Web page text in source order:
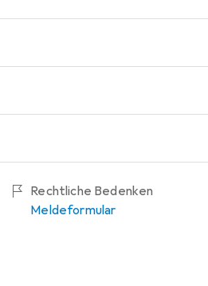
Rechtliche Bedenken
Meldeformular